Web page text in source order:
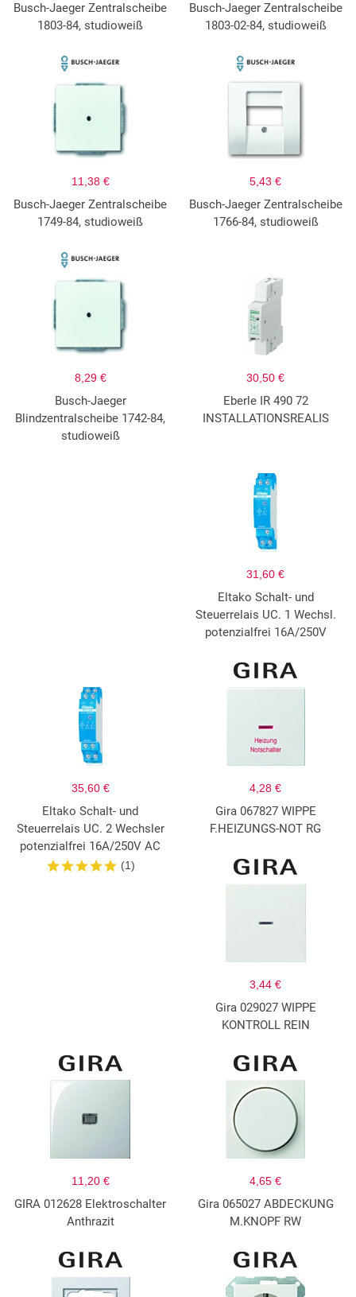
Busch-Jaeger Zentralscheibe
1803-84, studioweiß
Busch-Jaeger Zentralscheibe
1803-02-84, studioweiß
11,38 €
Busch-Jaeger Zentralscheibe
1749-84, studioweiß
5,43 €
Busch-Jaeger Zentralscheibe
1766-84, studioweiß
8,29 €
Busch-Jaeger
Blindzentralscheibe 1742-84,
studioweiß
30,50 €
Eberle IR 490 72
INSTALLATIONSREALIS
31,60 €
Eltako Schalt- und
Steuerrelais UC. 1 Wechsl.
potenzialfrei 16A/250V
35,60 €
Eltako Schalt- und
Steuerrelais UC. 2 Wechsler
potenzialfrei 16A/250V AC
(1)
4,28 €
Gira 067827 WIPPE
F.HEIZUNGS-NOT RG
3,44 €
Gira 029027 WIPPE
KONTROLL REIN
11,20 €
GIRA 012628 Elektroschalter
Anthrazit
4,65 €
Gira 065027 ABDECKUNG
M.KNOPF RW